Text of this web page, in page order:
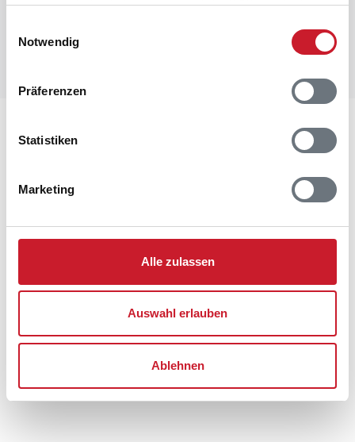
Notwendig
Präferenzen
Statistiken
Marketing
Alle zulassen
Auswahl erlauben
Ablehnen
Ferienhaus 132
6854 Henne